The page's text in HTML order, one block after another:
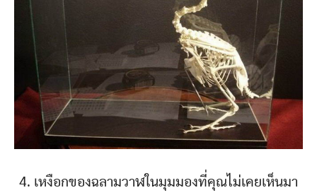
4. เหงือกของฉลามวาฬในมุมมองที่คุณไม่เคยเห็นมา